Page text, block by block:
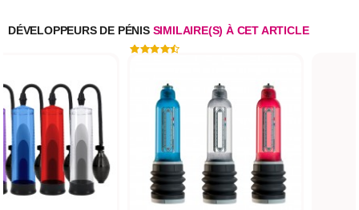
DÉVELOPPEURS DE PÉNISSIMILAIRE(S) À CET ARTICLE